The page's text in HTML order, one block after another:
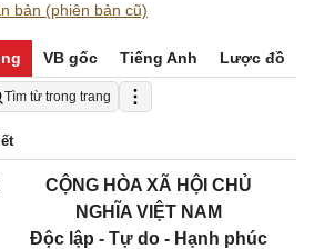
bản (phiên bản cũ)
VB gốc Tiếng Anh Lược đồ
Tìm từ trong trang
CỘNG HÒA XÃ HỘI CHỦ
NGHĨA VIỆT NAM
Độc lập - Tự do - Hạnh phúc